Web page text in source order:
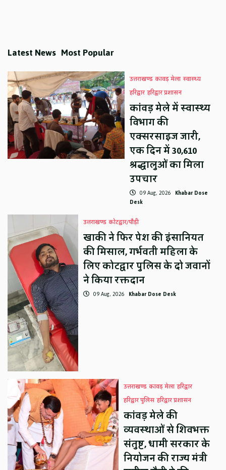
Latest News Most Popular
उत्तराखण्ड कावड़ मेला स्वास्थ्य
हरिद्वार हरिद्वार प्रशासन
कांवड़ मेले में स्वास्थ्य
विभाग की
एक्सरसाइज जारी,
एक दिन में 30,610
श्रद्धालुओं का मिला
उपचार
09 Aug, 2026 Khabar Dose
Desk
उत्तराखण्ड कोटद्वार/पौड़ी
खाकी ने फिर पेश की इंसानियत
की मिसाल, गर्भवती महिला के
लिए कोटद्वार पुलिस के दो जवानों
ने किया रक्तदान
09 Aug, 2026 Khabar Dose Desk
उत्तराखण्ड कावड़ मेला हरिद्वार
हरिद्वार पुलिस हरिद्वार प्रशासन
कांवड़ मेले की
व्यवस्थाओं से शिवभक्त
संतुष्ट, धामी सरकार के
नियोजन की राज्य मंत्री